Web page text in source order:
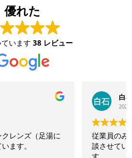
優れた
います 38 レビュー
しくて、丁寧なので、色々ご相
す。いつもありがとうございま